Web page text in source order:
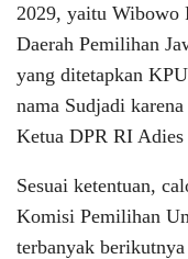
2029, yaitu Wibowo
Daerah Pemilihan
yang ditetapkan
nama Sudjadi
Ketua DPR RI
Sesuai ketentuan,
Komisi Pemilihan
terbanyak